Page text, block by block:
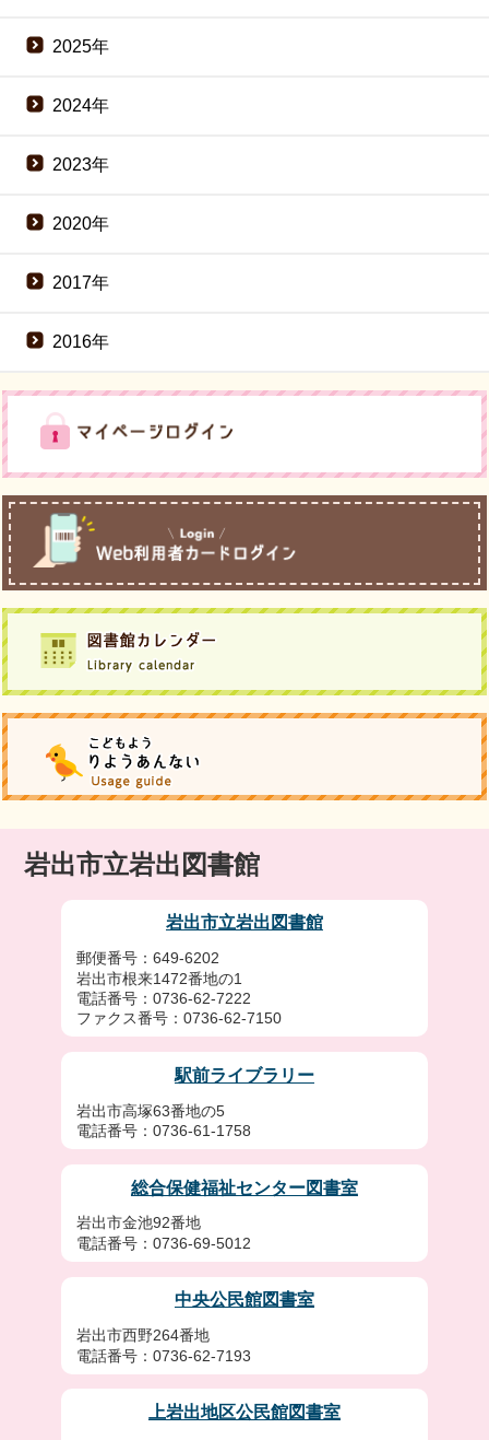
2025年
2024年
2023年
2020年
2017年
2016年
岩出市立岩出図書館
岩出市立岩出図書館
郵便番号：649-6202
岩出市根来1472番地の1
電話番号：0736-62-7222
ファクス番号：0736-62-7150
駅前ライブラリー
岩出市高塚63番地の5
電話番号：0736-61-1758
総合保健福祉センター図書室
岩出市金池92番地
電話番号：0736-69-5012
中央公民館図書室
岩出市西野264番地
電話番号：0736-62-7193
上岩出地区公民館図書室